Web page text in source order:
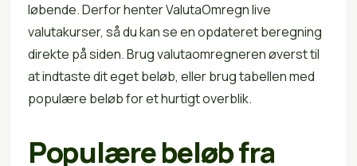
løbende. Derfor henter ValutaOmregn live
valutakurser, så du kan se en opdateret beregning
direkte på siden. Brug valutaomregneren øverst til
at indtaste dit eget beløb, eller brug tabellen med
populære beløb for et hurtigt overblik.
Populære beløb fra